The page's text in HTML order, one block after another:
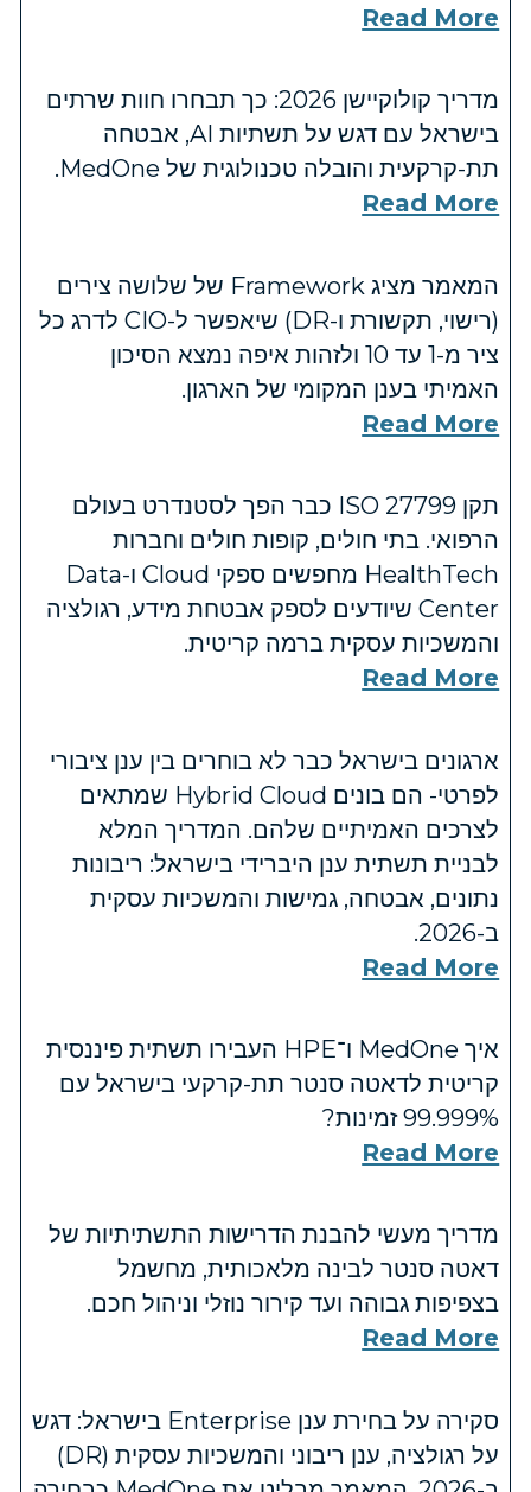
Read More
מדריך קולוקיישן 2026: כך תבחרו חוות שרתים
בישראל עם דגש על תשתיות AI, אבטחה
תת-קרקעית והובלה טכנולוגית של MedOne.
Read More
המאמר מציג Framework של שלושה צירים
(רישוי, תקשורת ו-DR) שיאפשר ל-CIO לדרג כל
ציר מ-1 עד 10 ולזהות איפה נמצא הסיכון
האמיתי בענן המקומי של הארגון.
Read More
תקן ISO 27799 כבר הפך לסטנדרט בעולם
הרפואי. בתי חולים, קופות חולים וחברות
HealthTech מחפשים ספקי Cloud ו-Data
Center שיודעים לספק אבטחת מידע, רגולציה
והמשכיות עסקית ברמה קריטית.
Read More
ארגונים בישראל כבר לא בוחרים בין ענן ציבורי
לפרטי- הם בונים Hybrid Cloud שמתאים
לצרכים האמיתיים שלהם. המדריך המלא
לבניית תשתית ענן היברידי בישראל: ריבונות
נתונים, אבטחה, גמישות והמשכיות עסקית
ב-2026.
Read More
איך MedOne ו־HPE העבירו תשתית פיננסית
קריטית לדאטה סנטר תת-קרקעי בישראל עם
‎99.999%‎ זמינות?
Read More
מדריך מעשי להבנת הדרישות התשתיתיות של
דאטה סנטר לבינה מלאכותית, מחשמל
בצפיפות גבוהה ועד קירור נוזלי וניהול חכם.
Read More
סקירה על בחירת ענן Enterprise בישראל: דגש
על רגולציה, ענן ריבוני והמשכיות עסקית (DR)